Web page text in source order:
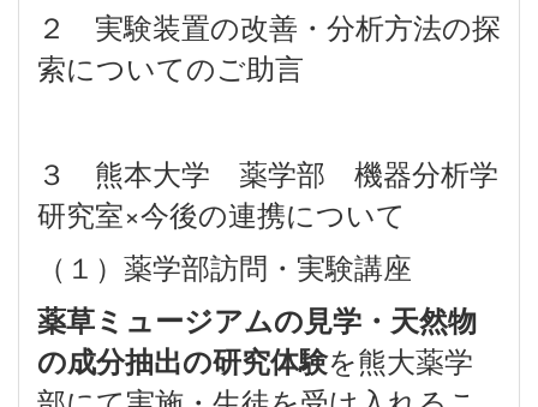
２ 実験装置の改善・分析方法の探
索についてのご助言
３ 熊本大学 薬学部 機器分析学
研究室×今後の連携について
（１）薬学部訪問・実験講座
薬草ミュージアムの見学・天然物
の成分抽出の研究体験を熊大薬学